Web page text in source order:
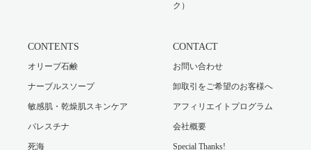
ク）
CONTENTS
オリーブ石鹸
ナーブルスソープ
敏感肌・乾燥肌スキンケア
パレスチナ
死海
CONTACT
お問い合わせ
卸取引をご希望のお客様へ
アフィリエイトプログラム
会社概要
Special Thanks!